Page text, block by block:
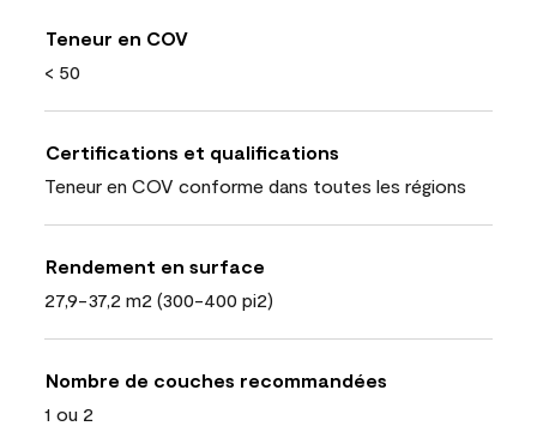
Teneur en COV
< 50
Certifications et qualifications
Teneur en COV conforme dans toutes les régions
Rendement en surface
27,9-37,2 m2 (300-400 pi2)
Nombre de couches recommandées
1 ou 2